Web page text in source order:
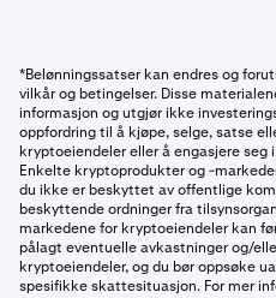
*Belønningssatser kan endres og
vilkår og betingelser. Disse
informasjon og utgjør ikke
oppfordring til å kjøpe, selge, satse
kryptoeiendeler eller å engasjere
Enkelte kryptoprodukter og -
du ikke er beskyttet av offentlige
beskyttende ordninger fra
markedene for kryptoeiendeler kan
pålagt eventuelle avkastninger og/
kryptoeiendeler, og du bør oppsøke
spesifikke skattesituasjon. For mer